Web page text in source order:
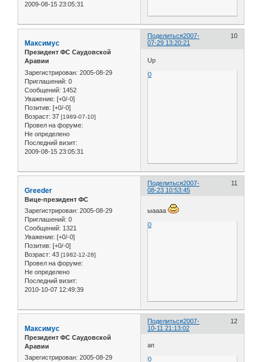
2009-08-15 23:05:31
Поделиться 10
2007-
07-29 13:20:21
Максимус
Президент ФС Саудовской
Аравии
Зарегистрирован: 2005-08-29
Приглашений: 0
Сообщений: 1452
Уважение: [+0/-0]
Позитив: [+0/-0]
Возраст: 37 [1989-07-10]
Провел на форуме:
Не определено
Последний визит:
2009-08-15 23:05:31
Up
0
Поделиться 11
2007-
08-23 10:53:45
Greeder
Вице-президент ФС
Зарегистрирован: 2005-08-29
Приглашений: 0
Сообщений: 1321
Уважение: [+0/-0]
Позитив: [+0/-0]
Возраст: 43 [1982-12-28]
Провел на форуме:
Не определено
Последний визит:
2010-10-07 12:49:39
ыаааа
0
Поделиться 12
2007-
10-11 21:13:02
Максимус
Президент ФС Саудовской
Аравии
Зарегистрирован: 2005-08-29
ап
0